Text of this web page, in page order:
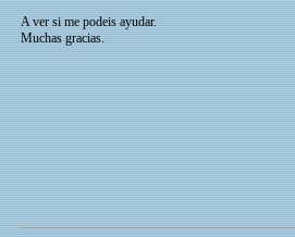
A ver si me podeis ayudar.
Muchas gracias.